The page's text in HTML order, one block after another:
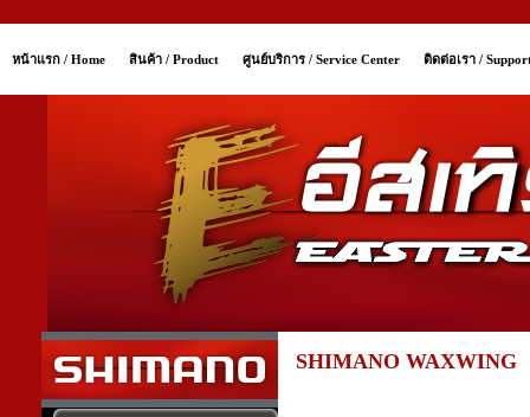
หน้าแรก / Home สินค้า / Product ศูนย์บริการ / Service Center ติดต่อเรา /
SHIMANO WAXWING